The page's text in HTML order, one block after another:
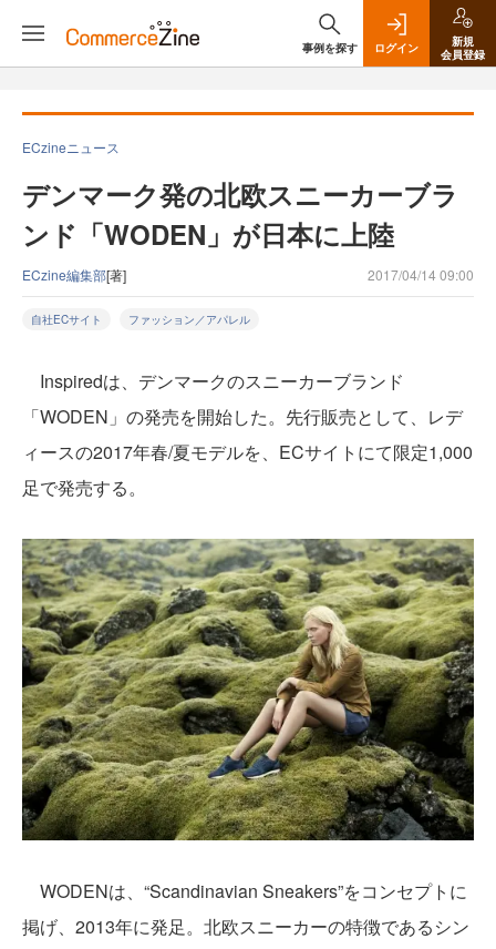
事例を探す ログイン
新規
会員登録
ECzineニュース
デンマーク発の北欧スニーカーブラ
ンド「WODEN」が日本に上陸
ECzine編集部[著] 2017/04/14 09:00
自社ECサイト ファッション／アパレル
Inspiredは、デンマークのスニーカーブランド
「WODEN」の発売を開始した。先行販売として、レデ
ィースの2017年春/夏モデルを、ECサイトにて限定1,000
足で発売する。
WODENは、“Scandinavian Sneakers”をコンセプトに
掲げ、2013年に発足。北欧スニーカーの特徴であるシン